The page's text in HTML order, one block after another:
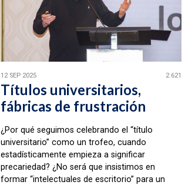
12 SEP 2025 2.621
Títulos universitarios,
fábricas de frustración
¿Por qué seguimos celebrando el “título
universitario” como un trofeo, cuando
estadísticamente empieza a significar
precariedad? ¿No será que insistimos en
formar “intelectuales de escritorio” para un